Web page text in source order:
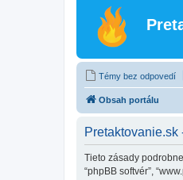
Témy bez odpovedí
Obsah portálu
Pretaktovanie.sk
Tieto zásady podrobne
“phpBB softvér”,